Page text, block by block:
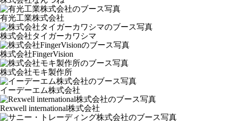
有光工業株式会社
株式会社タイガーカワシマ
株式会社FingerVision
株式会社モキ製作所
イーデーエム株式会社
Rexwell international株式会社